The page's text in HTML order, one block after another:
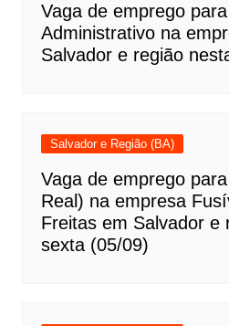
Vaga de emprego
Administrativo na
Salvador e região
Salvador e Região (BA)
Vaga de emprego
Real) na empresa
Freitas em Salvador e
sexta (05/09)